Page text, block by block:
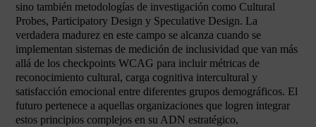
sino también metodologías de investigación como Cultural
Probes, Participatory Design y Speculative Design. La
verdadera madurez en este campo se alcanza cuando se
implementan sistemas de medición de inclusividad que van más
allá de los checkpoints WCAG para incluir métricas de
reconocimiento cultural, carga cognitiva intercultural y
satisfacción emocional entre diferentes grupos demográficos. El
futuro pertenece a aquellas organizaciones que logren integrar
estos principios complejos en su ADN estratégico,